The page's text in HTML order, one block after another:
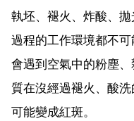
執坯、褪火、炸酸、
過程的工作環境都不
會遇到空氣中的粉塵
質在沒經過褪火、酸
可能變成紅斑。